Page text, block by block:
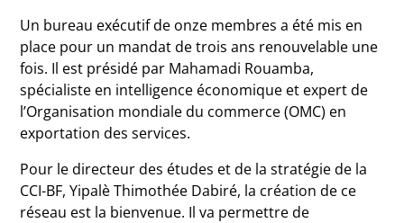
Un bureau exécutif de onze membres a été mis en
place pour un mandat de trois ans renouvelable une
fois. Il est présidé par Mahamadi Rouamba,
spécialiste en intelligence économique et expert de
l’Organisation mondiale du commerce (OMC) en
exportation des services.
Pour le directeur des études et de la stratégie de la
CCI-BF, Yipalè Thimothée Dabiré, la création de ce
réseau est la bienvenue. Il va permettre de